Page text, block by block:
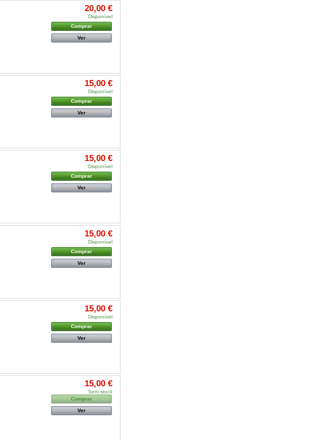
20,00 €
Disponível
Comprar
Ver
15,00 €
Disponível
Comprar
Ver
15,00 €
Disponível
Comprar
Ver
15,00 €
Disponível
Comprar
Ver
15,00 €
Disponível
Comprar
Ver
15,00 €
Sem stock
Comprar
Ver